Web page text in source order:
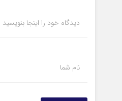
دیدگاه خود را اینجا بنویسید
نام شما